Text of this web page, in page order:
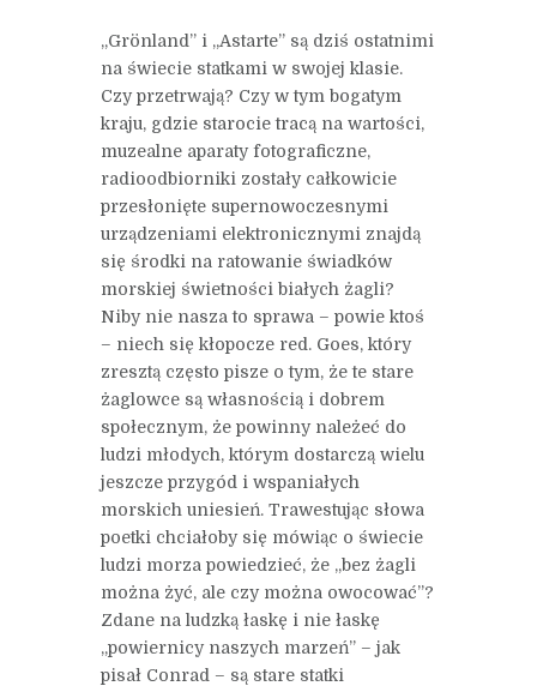
„Grönland” i „Astarte” są dziś ostatnimi
na świecie statkami w swojej klasie.
Czy przetrwają? Czy w tym bogatym
kraju, gdzie starocie tracą na wartości,
muzealne aparaty fotograficzne,
radioodbiorniki zostały całkowicie
przesłonięte supernowoczesnymi
urządzeniami elektronicznymi znajdą
się środki na ratowanie świadków
morskiej świetności białych żagli?
Niby nie nasza to sprawa – powie ktoś
– niech się kłopocze red. Goes, który
zresztą często pisze o tym, że te stare
żaglowce są własnością i dobrem
społecznym, że powinny należeć do
ludzi młodych, którym dostarczą wielu
jeszcze przygód i wspaniałych
morskich uniesień. Trawestując słowa
poetki chciałoby się mówiąc o świecie
ludzi morza powiedzieć, że „bez żagli
można żyć, ale czy można owocować”?
Zdane na ludzką łaskę i nie łaskę
„powiernicy naszych marzeń” – jak
pisał Conrad – są stare statki